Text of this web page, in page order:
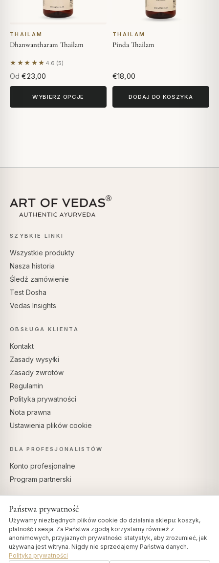
THAILAM
Dhanwantharam Thailam
★★★★★ 4.6 (5)
Na podstawie 5 opinii
Od €23,00
WYBIERZ OPCJE
THAILAM
Pinda Thailam
€18,00
DODAJ DO KOSZYKA
SZYBKIE LINKI
Wszystkie produkty
Nasza historia
Śledź zamówienie
Test Dosha
Vedas Insights
OBSŁUGA KLIENTA
Kontakt
Zasady wysyłki
Zasady zwrotów
Regulamin
Polityka prywatności
Nota prawna
Ustawienia plików cookie
DLA PROFESJONALISTÓW
Konto profesjonalne
Program partnerski
BEZPIECZNE PŁATNOŚCI
Państwa prywatność
Używamy niezbędnych plików cookie do działania sklepu: koszyk,
płatność i sesja. Za Państwa zgodą korzystamy również z
anonimowych, przyjaznych prywatności statystyk, aby zrozumieć, jak
używana jest witryna. Nigdy nie sprzedajemy Państwa danych.
Polityka prywatności